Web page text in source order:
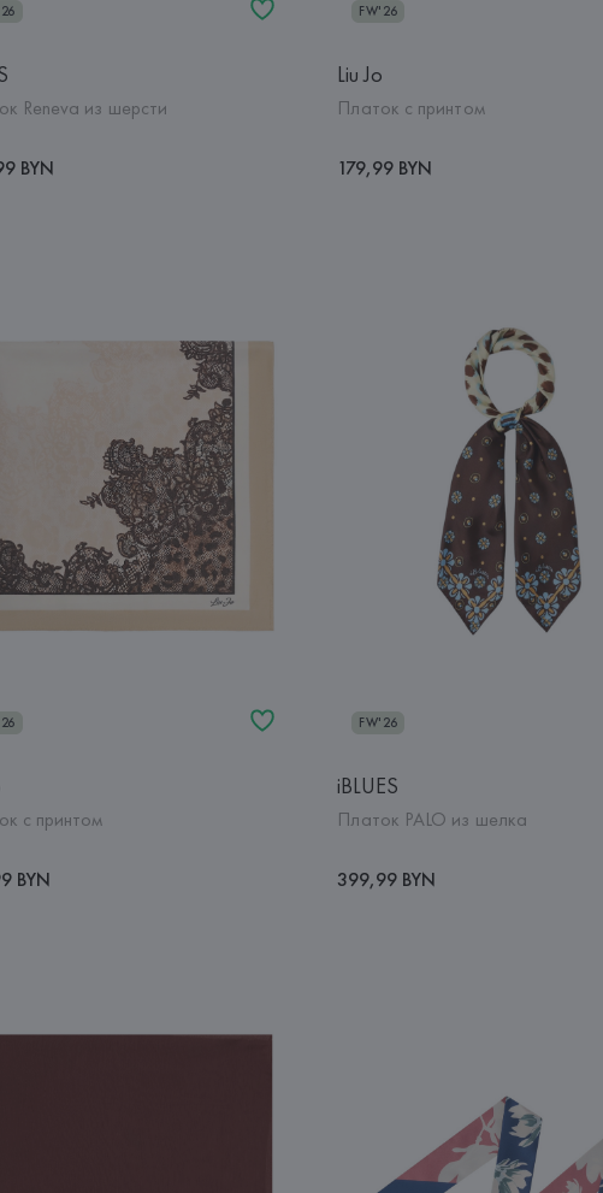
Reneva из шерсти
BYN
FW'26
Liu Jo
Платок с принтом
179,99 BYN
с принтом
BYN
FW'26
iBLUES
Платок PALO из шелка
399,99 BYN